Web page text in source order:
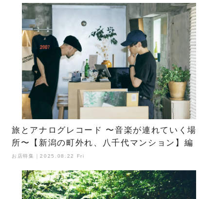
旅とアナログレコード 〜音楽が連れていく場
所〜【新潟の町外れ、八千代マンション】編
お店特集｜2025.08.22 Fri